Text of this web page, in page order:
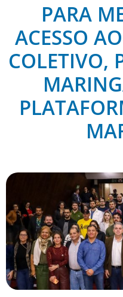
PARA
ACESSO
COLETIVO,